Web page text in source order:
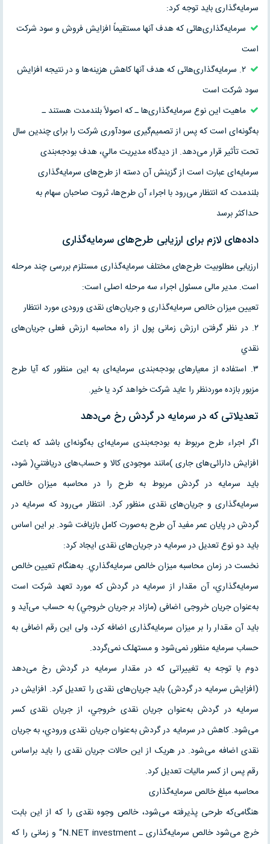
سرمايه‌گذارى بايد توجه کرد:
سرمايه‌گذارى‌هائى که هدف آنها مستقيماً افزايش فروش و سود شرکت
است
۲. سرمايه‌گذارى‌هائى که هدف آنها کاهش هزينه‌ها و در نتيجه افزايش
سود شرکت است
ماهيت اين نوع سرمايه‌گذارى‌ها ـ که اصولاً بلندمدت هستند ـ
به‌گونه‌اى است که پس از تصميم‌گيرى سودآورى شرکت را براى چندين سال
تحت تأثير قرار مى‌دهد. از ديدگاه مديريت مالي، هدف بودجه‌بندى
سرمايه‌اى عبارت است از گزينش آن دسته از طرح‌هاى سرمايه‌گذارى
بلندمدت که انتظار مى‌رود با اجراء آن طرح‌ها، ثروت صاحبان سهام به
حداکثر برسد
داده‌هاى لازم براى ارزيابى طرح‌هاى سرمايه‌گذارى
ارزيابى مطلوبيت طرح‌هاى مختلف سرمايه‌گذارى مستلزم بررسى چند مرحله
است. مدير مالى مسئول اجراء سه مرحله اصلى است:
تعيين ميزان خالص سرمايه‌گذارى و جريان‌هاى نقدى ورودى مورد انتظار
۲. در نظر گرفتن ارزش زمانى پول از راه محاسبه ارزش فعلى جريان‌هاى
نقدي
۳. استفاده از معيارهاى بودجه‌بندى سرمايه‌اى به اين منظور که آيا طرح
مزبور بازده موردنظر را عايد شرکت خواهد کرد يا خير.
تعديلاتى که در سرمايه در گردش رخ مى‌دهد
اگر اجراء طرح مربوط به بودجه‌بندى سرمايه‌اى به‌گونه‌اى باشد که باعث
افزايش دارائى‌هاى جارى )مانند موجودى کالا و حساب‌هاى دريافتني( شود،
بايد سرمايه در گردش مربوط به طرح را در محاسبه ميزان خالص
سرمايه‌گذارى و جريان‌هاى نقدى منظور کرد. انتظار مى‌رود که سرمايه در
گردش در پايان عمر مفيد آن طرح به‌صورت کامل بازيافت شود. بر اين اساس
بايد دو نوع تعديل در سرمايه در جريان‌هاى نقدى ايجاد کرد:
نخست در زمان محاسبه ميزان خالص سرمايه‌گذاري. به‌هنگام تعيين خالص
سرمايه‌گذاري، آن مقدار از سرمايه در گردش که مورد تعهد شرکت است
به‌عنوان جريان خروجى اضافى (مازاد بر جريان خروجي) به حساب مى‌آيد و
بايد آن مقدار را بر ميزان سرمايه‌گذارى اضافه کرد، ولى اين رقم اضافى به
حساب سرمايه منظور نمى‌شود و مستهلک نمى‌گردد.
دوم با توجه به تغييراتى که در مقدار سرمايه در گردش رخ مى‌دهد
(افزايش سرمايه در گردش) بايد جريان‌هاى نقدى را تعديل کرد. افزايش در
سرمايه در گردش به‌عنوان جريان نقدى خروجي، از جريان نقدى کسر
مى‌شود. کاهش در سرمايه در گردش به‌عنوان جريان نقدى ورودي، به جريان
نقدى اضافه مى‌شود. در هريک از اين حالات جريان نقدى را بايد براساس
رقم پس از کسر ماليات تعديل کرد.
محاسبه مبلغ خالص سرمايه‌گذارى
هنگامى‌که طرحى پذيرفته مى‌شود، خالص وجوه نقدى را که از اين بابت
خرج مى‌شود خالص سرمايه‌گذارى ـ N.NET investment“ و زمانى را که